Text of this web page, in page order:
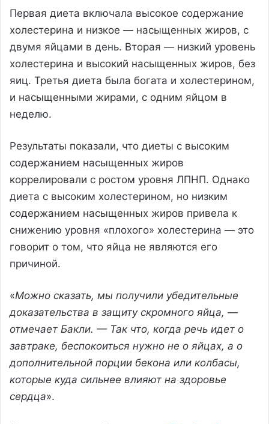
Первая диета включала высокое содержание
холестерина и низкое — насыщенных жиров, с
двумя яйцами в день. Вторая — низкий уровень
холестерина и высокий насыщенных жиров, без
яиц. Третья диета была богата и холестерином,
и насыщенными жирами, с одним яйцом в
неделю.
Результаты показали, что диеты с высоким
содержанием насыщенных жиров
коррелировали с ростом уровня ЛПНП. Однако
диета с высоким холестерином, но низким
содержанием насыщенных жиров привела к
снижению уровня «плохого» холестерина — это
говорит о том, что яйца не являются его
причиной.
«Можно сказать, мы получили убедительные
доказательства в защиту скромного яйца, —
отмечает Бакли. — Так что, когда речь идет о
завтраке, беспокоиться нужно не о яйцах, а о
дополнительной порции бекона или колбасы,
которые куда сильнее влияют на здоровье
сердца».